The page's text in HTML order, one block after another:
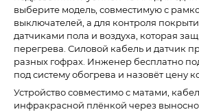
выберите модель, совместимую с
выключателей, а для контроля
датчиками пола и воздуха, которая
перегрева. Силовой кабель и датчик
разных гофрах. Инженер бесплатно
под систему обогрева и назовёт цену
Устройство совместимо с матами,
инфракрасной плёнкой через